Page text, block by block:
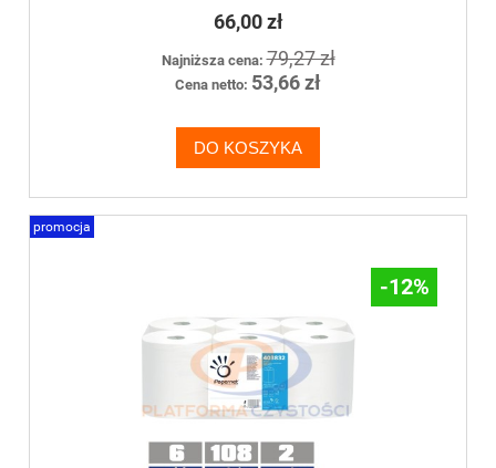
66,00 zł
Najniższa cena:79,27 zł
Cena netto: 53,66 zł
DO KOSZYKA
-12%
promocja